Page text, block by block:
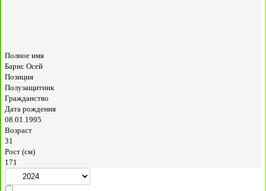
Полное имя
Барнс Осей
Позиция
Полузащитник
Гражданство
Дата рождения
08.01.1995
Возраст
31
Рост (см)
171